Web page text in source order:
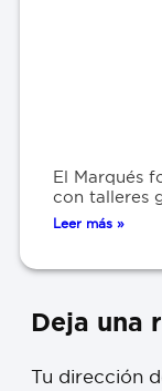
El Marqués
con talleres
Leer más »
Deja una
Tu dirección